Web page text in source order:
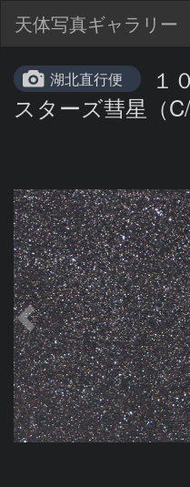
天体写真ギャラリー
湖北直行便
１
スターズ彗星（C/